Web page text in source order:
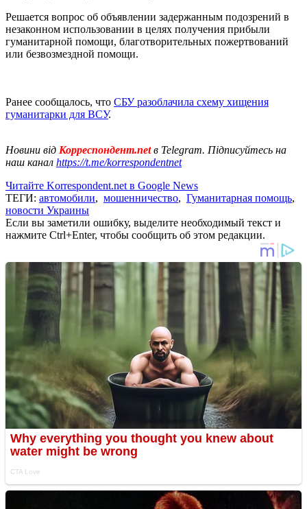
Решается вопрос об объявлении задержанным подозрений в
незаконном использовании в целях получения прибыли
гуманитарной помощи, благотворительных пожертвований
или безвозмездной помощи.
Ранее сообщалось, что СБУ разоблачила схему хищения
гуманитарки для ВСУ.
Новини від Корреспондент.netв Telegram. Підписуйтесь на
наш канал https://t.me/korrespondentnet
Читайте Korrespondent.net в Google News
ТЕГИ: автомобили, мошенничество, Гуманитарная помощь,
новости Украины
Если вы заметили ошибку, выделите необходимый текст и
нажмите Ctrl+Enter, чтобы сообщить об этом редакции.